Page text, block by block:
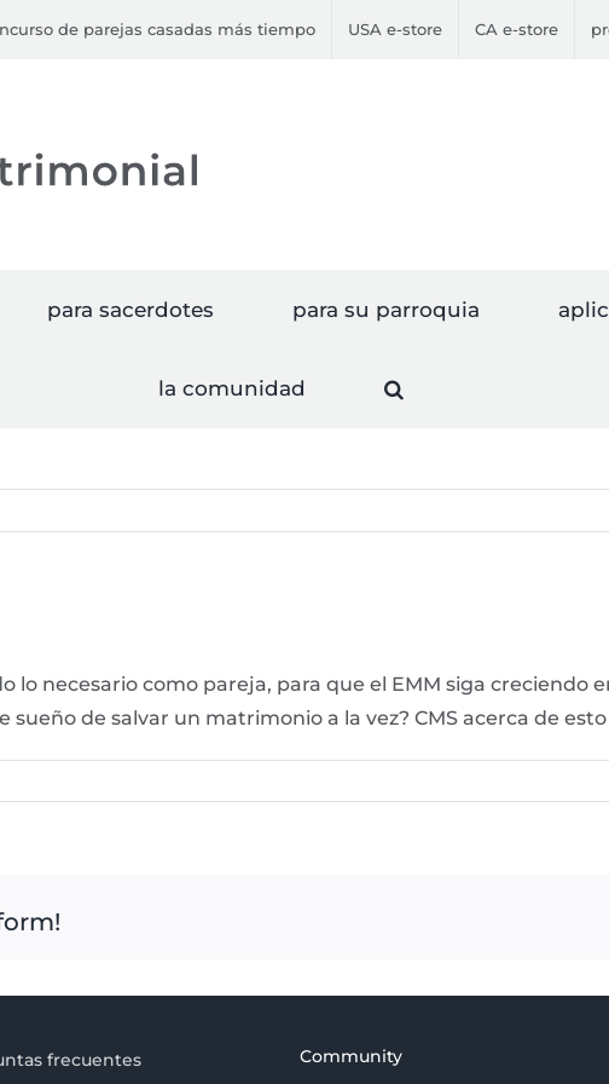
de parejas casadas más tiempo USA e-store CA e-store
para sacerdotes para su parroquia
la comunidad
lo necesario como pareja, para que el EMM siga creciendo
de salvar un matrimonio a la vez? CMS acerca de esto
frecuentes
Community